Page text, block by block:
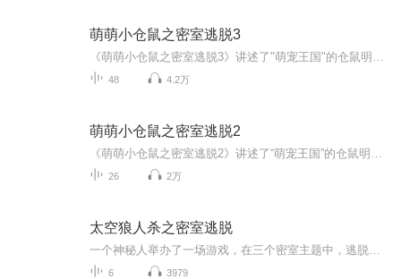
萌萌小仓鼠之密室逃脱3
48 4.2万
萌萌小仓鼠之密室逃脱2
26 2万
太空狼人杀之密室逃脱
6 3979